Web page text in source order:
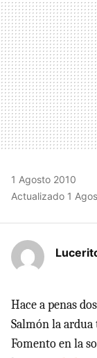
1 Agosto 2010
Actualizado 1
Hace a penas
Salmón la
Fomento en la